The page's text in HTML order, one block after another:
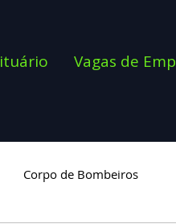
Vagas de
Corpo de Bombeiros